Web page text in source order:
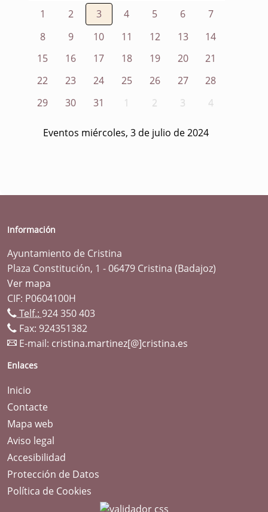
1 2 3 4 5 6
7
8
9 10 11 12 13
14
15
16 17 18 19 20
21
22
23 24 25 26 27
28
29
30 31 1 2 3 4
Eventos miércoles, 3 de julio de 2024
Información
Ayuntamiento de Cristina
Plaza Constitución, 1 - 06479 Cristina (Badajoz)
Ver mapa
CIF: P0604100H
Telf.: 924 350 403
Fax: 924351382
E-mail: cristina.martinez[@]cristina.es
Enlaces
Inicio
Contacte
Mapa web
Aviso legal
Accesibilidad
Protección de Datos
Política de Cookies